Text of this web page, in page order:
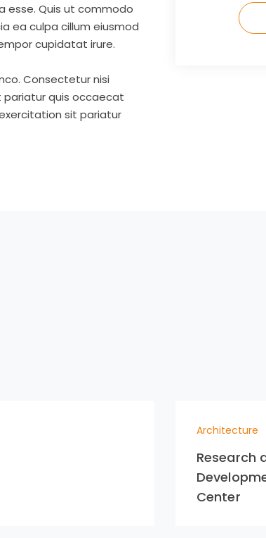
esse. Quis ut commodo
ea culpa cillum eiusmod
cupidatat irure.
Consectetur nisi
pariatur quis occaecat
sit pariatur
Architecture
Research
Center